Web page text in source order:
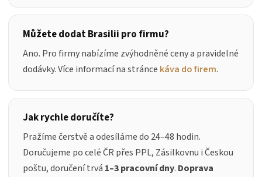
Můžete dodat Brasilii pro firmu?
Ano. Pro firmy nabízíme zvýhodněné ceny a pravidelné
dodávky. Více informací na stránce káva do firem.
Jak rychle doručíte?
Pražíme čerstvě a odesíláme do 24–48 hodin.
Doručujeme po celé ČR přes PPL, Zásilkovnu i Českou
poštu, doručení trvá 1–3 pracovní dny. Doprava